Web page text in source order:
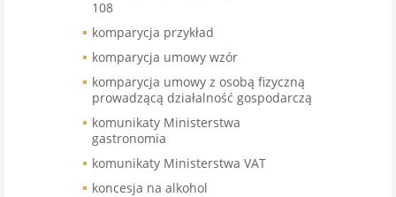
108
komparycja przykład
komparycja umowy wzór
komparycja umowy z osobą fizyczną
prowadzącą działalność gospodarczą
komunikaty Ministerstwa
gastronomia
komunikaty Ministerstwa VAT
koncesja na alkohol